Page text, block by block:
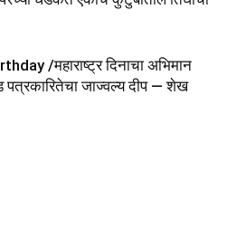
/महाराष्ट्र दिनाचा अभिमान
पत्रकारितेचा जाज्वल्य दीप — शेख